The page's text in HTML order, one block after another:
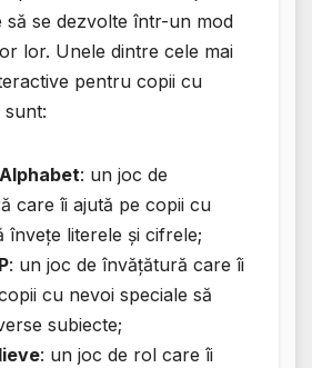
să se dezvolte într-un mod
lor. Unele dintre cele mai
pentru copii cu
sunt:
: un joc de
care îi ajută pe copii cu
învețe literele și cifrele;
: un joc de învățătură care îi
cu nevoi speciale să
subiecte;
: un joc de rol care îi